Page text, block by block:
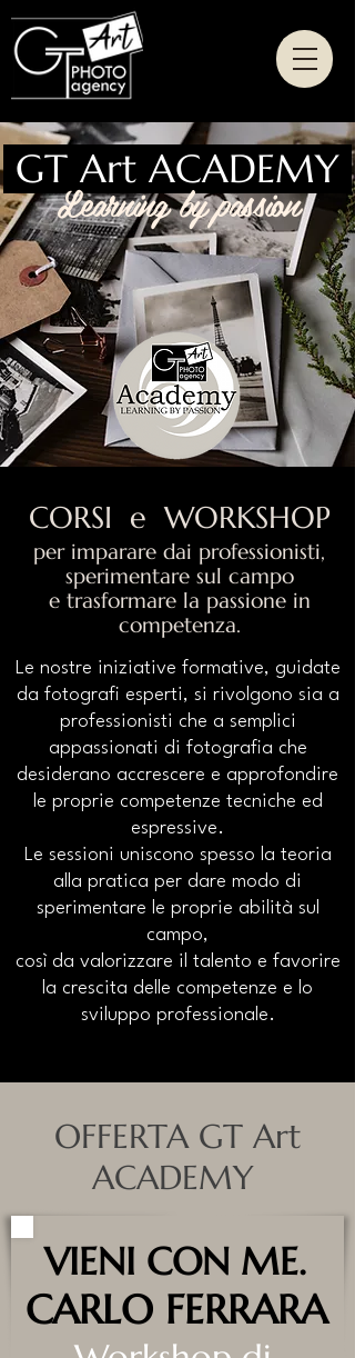
GT Art ACADEMY
Learning by passion
CORSI e WORKSHOP
per imparare dai professionisti,
sperimentare sul campo
e trasformare la passione in
competenza.
Le nostre iniziative formative, guidate
da fotografi esperti, si rivolgono sia a
professionisti che a semplici
appassionati di fotografia che
desiderano accrescere e approfondire
le proprie competenze tecniche ed
espressive.
Le sessioni uniscono spesso la teoria
alla pratica per dare modo di
sperimentare le proprie abilità sul
campo,
così da valorizzare il talento e favorire
la crescita delle competenze e lo
sviluppo professionale.
OFFERTA GT Art
ACADEMY
VIENI CON ME.
VIENI CON ME.
CARLO FERRARA
CARLO FERRARA